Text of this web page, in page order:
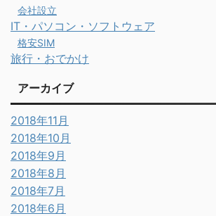
会社設立
IT・パソコン・ソフトウェア
格安SIM
旅行・おでかけ
アーカイブ
2018年11月
2018年10月
2018年9月
2018年8月
2018年7月
2018年6月